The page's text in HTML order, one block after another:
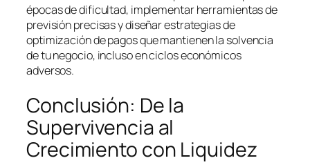
épocas de dificultad, implementar herramientas de
previsión precisas y diseñar estrategias de
optimización de pagos que mantienen la solvencia
de tu negocio, incluso en ciclos económicos
adversos.
Conclusión: De la
Supervivencia al
Crecimiento con Liquidez